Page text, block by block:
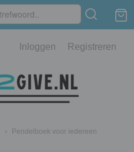
Inloggen Registreren
› Pendelboek voor iedereen